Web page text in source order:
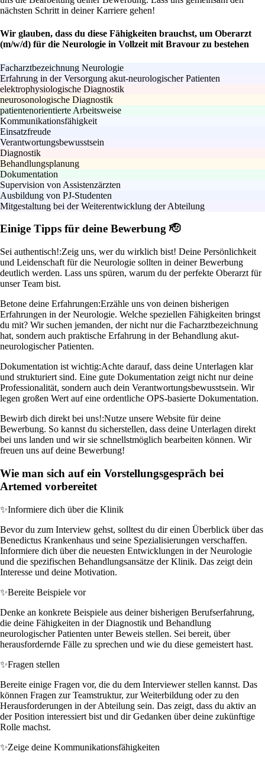
nächsten Schritt in deiner Karriere gehen!
Wir glauben, dass du diese Fähigkeiten brauchst, um Oberarzt
(m/w/d) für die Neurologie in Vollzeit mit Bravour zu bestehen
Facharztbezeichnung Neurologie
Erfahrung in der Versorgung akut-neurologischer Patienten
elektrophysiologische Diagnostik
neurosonologische Diagnostik
patientenorientierte Arbeitsweise
Kommunikationsfähigkeit
Einsatzfreude
Verantwortungsbewusstsein
Diagnostik
Behandlungsplanung
Dokumentation
Supervision von Assistenzärzten
Ausbildung von PJ-Studenten
Mitgestaltung bei der Weiterentwicklung der Abteilung
Einige Tipps für deine Bewerbung 🫡
Sei authentisch!:Zeig uns, wer du wirklich bist! Deine Persönlichkeit
und Leidenschaft für die Neurologie sollten in deiner Bewerbung
deutlich werden. Lass uns spüren, warum du der perfekte Oberarzt für
unser Team bist.
Betone deine Erfahrungen:Erzähle uns von deinen bisherigen
Erfahrungen in der Neurologie. Welche speziellen Fähigkeiten bringst
du mit? Wir suchen jemanden, der nicht nur die Facharztbezeichnung
hat, sondern auch praktische Erfahrung in der Behandlung akut-
neurologischer Patienten.
Dokumentation ist wichtig:Achte darauf, dass deine Unterlagen klar
und strukturiert sind. Eine gute Dokumentation zeigt nicht nur deine
Professionalität, sondern auch dein Verantwortungsbewusstsein. Wir
legen großen Wert auf eine ordentliche OPS-basierte Dokumentation.
Bewirb dich direkt bei uns!:Nutze unsere Website für deine
Bewerbung. So kannst du sicherstellen, dass deine Unterlagen direkt
bei uns landen und wir sie schnellstmöglich bearbeiten können. Wir
freuen uns auf deine Bewerbung!
Wie man sich auf ein Vorstellungsgespräch bei
Artemed vorbereitet
✨Informiere dich über die Klinik
Bevor du zum Interview gehst, solltest du dir einen Überblick über das
Benedictus Krankenhaus und seine Spezialisierungen verschaffen.
Informiere dich über die neuesten Entwicklungen in der Neurologie
und die spezifischen Behandlungsansätze der Klinik. Das zeigt dein
Interesse und deine Motivation.
✨Bereite Beispiele vor
Denke an konkrete Beispiele aus deiner bisherigen Berufserfahrung,
die deine Fähigkeiten in der Diagnostik und Behandlung
neurologischer Patienten unter Beweis stellen. Sei bereit, über
herausfordernde Fälle zu sprechen und wie du diese gemeistert hast.
✨Fragen stellen
Bereite einige Fragen vor, die du dem Interviewer stellen kannst. Das
können Fragen zur Teamstruktur, zur Weiterbildung oder zu den
Herausforderungen in der Abteilung sein. Das zeigt, dass du aktiv an
der Position interessiert bist und dir Gedanken über deine zukünftige
Rolle machst.
✨Zeige deine Kommunikationsfähigkeiten